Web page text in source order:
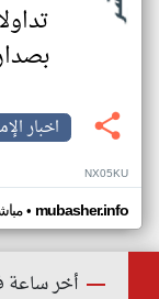
اخبار
NX05KU
• mubasher.info
أخر ساعة